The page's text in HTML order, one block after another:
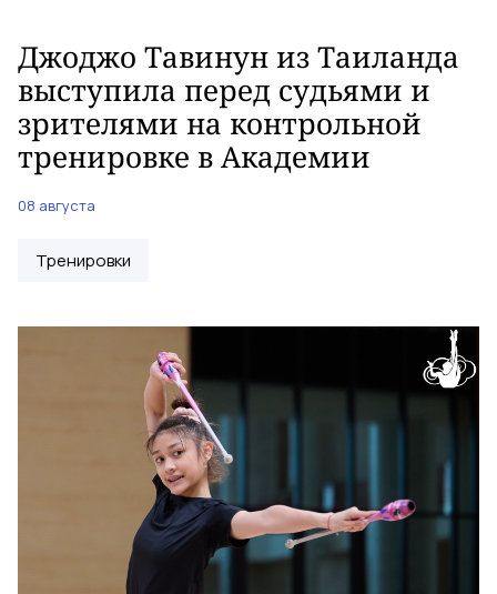
Джоджо Тавинун из Таиланда
выступила перед судьями и
зрителями на контрольной
тренировке в Академии
08 августа
Тренировки